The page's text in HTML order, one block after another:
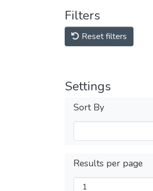
Filters
Reset filters
Settings
Sort By
Results per page